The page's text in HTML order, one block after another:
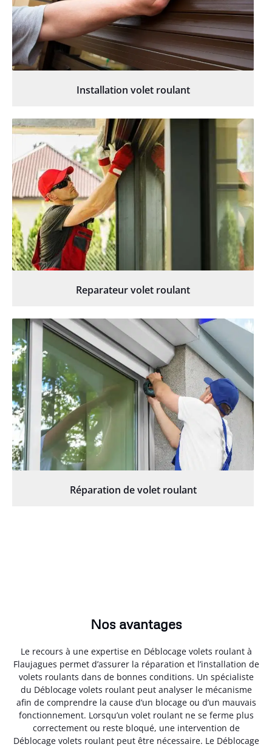
Installation volet roulant
Reparateur volet roulant
Réparation de volet roulant
Nos avantages
Le recours à une expertise en Déblocage volets roulant à
Flaujagues permet d’assurer la réparation et l’installation de
volets roulants dans de bonnes conditions. Un spécialiste
du Déblocage volets roulant peut analyser le mécanisme
afin de comprendre la cause d’un blocage ou d’un mauvais
fonctionnement. Lorsqu’un volet roulant ne se ferme plus
correctement ou reste bloqué, une intervention de
Déblocage volets roulant peut être nécessaire. Le Déblocage